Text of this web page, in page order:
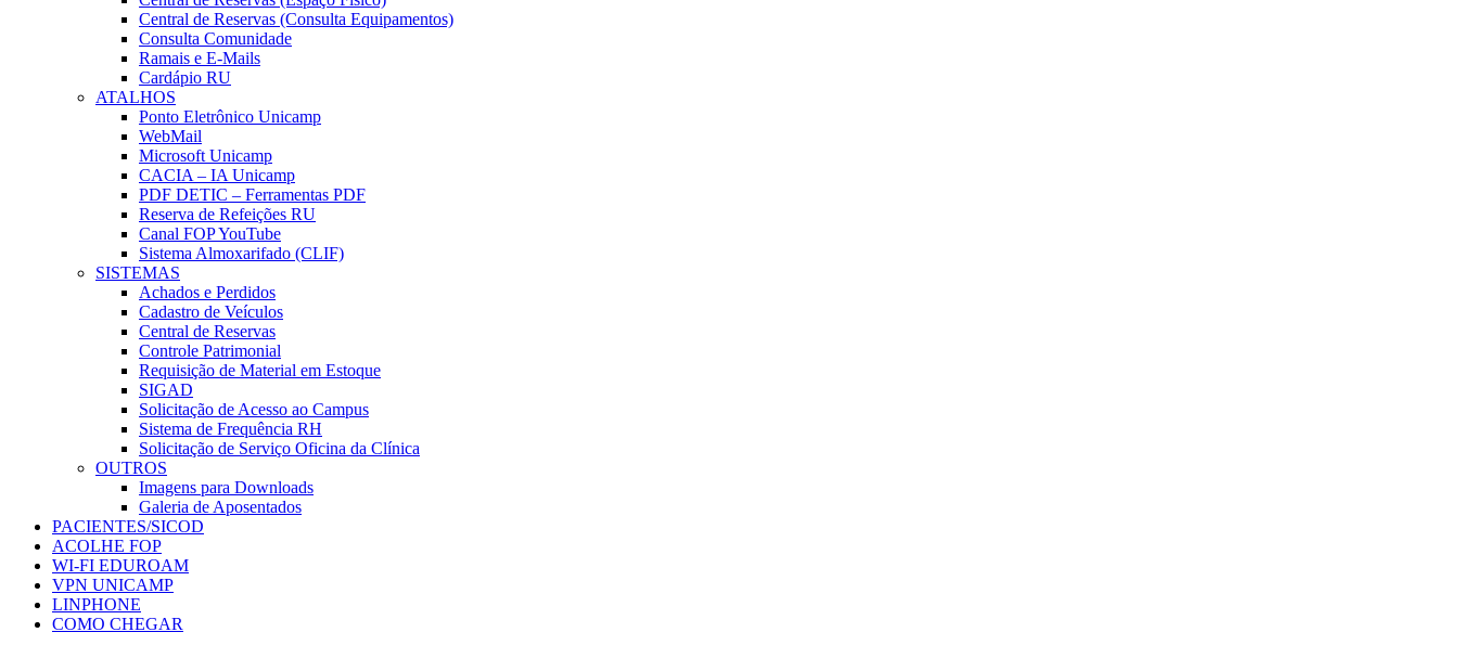
Central de Reservas (Consulta Equipamentos)
Consulta Comunidade
Ramais e E-Mails
Cardápio RU
ATALHOS
Ponto Eletrônico Unicamp
WebMail
Microsoft Unicamp
CACIA – IA Unicamp
PDF DETIC – Ferramentas PDF
Reserva de Refeições RU
Canal FOP YouTube
Sistema Almoxarifado (CLIF)
SISTEMAS
Achados e Perdidos
Cadastro de Veículos
Central de Reservas
Controle Patrimonial
Requisição de Material em Estoque
SIGAD
Solicitação de Acesso ao Campus
Sistema de Frequência RH
Solicitação de Serviço Oficina da Clínica
OUTROS
Imagens para Downloads
Galeria de Aposentados
PACIENTES/SICOD
ACOLHE FOP
WI-FI EDUROAM
VPN UNICAMP
LINPHONE
COMO CHEGAR